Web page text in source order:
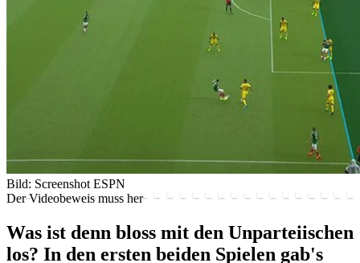
Bild: Screenshot ESPN
Der Videobeweis muss her
Was ist denn bloss mit den Unparteiischen
los? In den ersten beiden Spielen gab's